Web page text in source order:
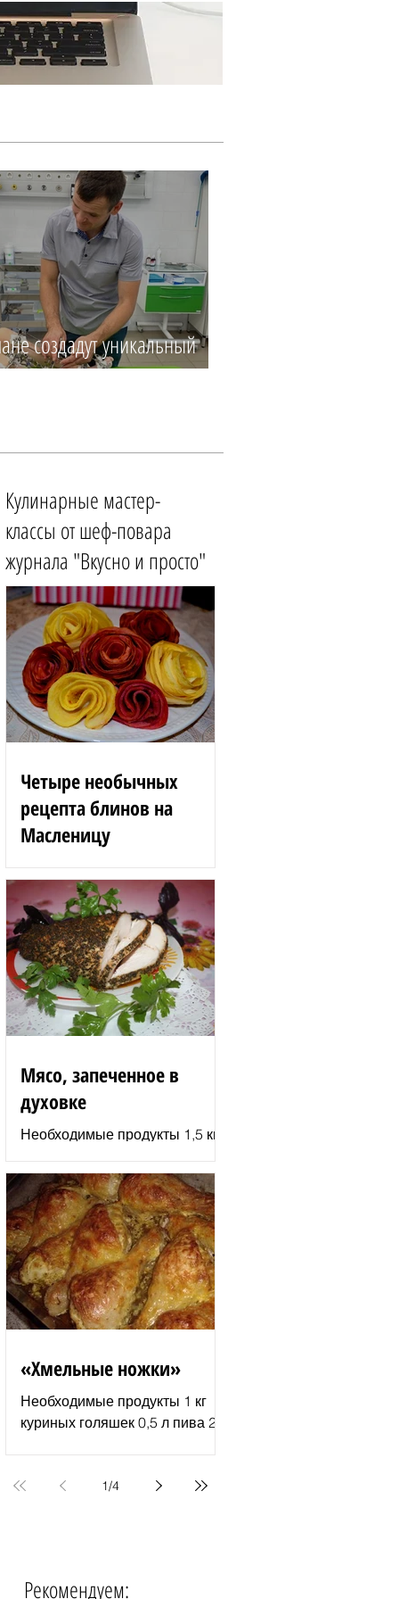
создадут уникальный
Кулинарные мастер-
классы от шеф-повара
журнала "Вкусно и просто"
Четыре необычных
рецепта блинов на
Масленицу
Блинные розы 1,5 стакана
муки 200 г вишен 125 мл
сыворотки 100 г сгущенного
молока 2 яйца 3 ст. л.
растительного масла 1 ст. л.
сахара...
Мясо, запеченное в
духовке
Необходимые продукты 1,5 кг
паприка смесь сухих
итальянских трав черный
молотый перец 2–3 ст. л.
растительного...
«Хмельные ножки»
Необходимые продукты 1 кг
куриных голяшек 0,5 л пива 2–
пачка изюма (200 г )...
1/4
Рекомендуем:
События недели